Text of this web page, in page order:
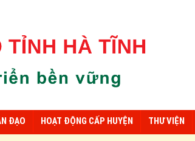
ĐẠO HOẠT ĐỘNG CẤP HUYỆN THƯ VIỆN